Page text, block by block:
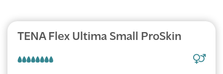
TENA Flex Ultima Small ProSkin